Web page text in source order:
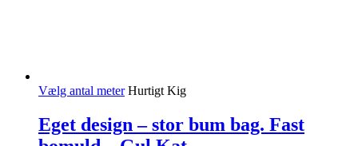
Vælg antal meter Hurtigt Kig
Eget design – stor bum bag. Fast